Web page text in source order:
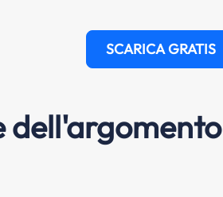
SCARICA GRATIS
dell'argomento